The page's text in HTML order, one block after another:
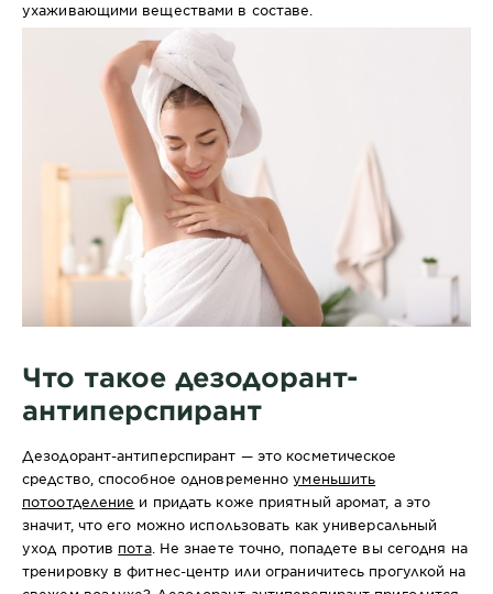
ухаживающими веществами в составе.
Что такое дезодорант-
антиперспирант
Дезодорант-антиперспирант — это косметическое
средство, способное одновременноуменьшить
потоотделение и придать коже приятный аромат, а это
значит, что его можно использовать как универсальный
уход против пота. Не знаете точно, попадете вы сегодня на
тренировку в фитнес-центр или ограничитесь прогулкой на